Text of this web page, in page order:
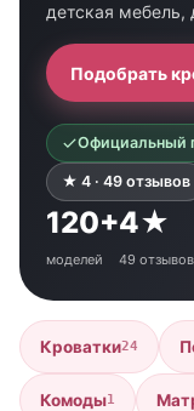
детская мебель,
Подобрать
Официальный
★ 4 · 49 отзывов
120+
моделей
4★
49 отзывов
Кроватки24
Комоды1